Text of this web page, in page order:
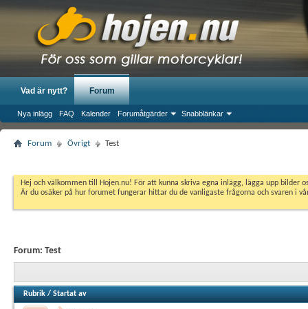
Vad är nytt? Forum
Nya inlägg FAQ Kalender Forumåtgärder Snabblänkar
Forum Övrigt Test
Hej och välkommen till Hojen.nu! För att kunna skriva egna inlägg, lägga upp
Är du osäker på hur forumet fungerar hittar du de vanligaste frågorna och svaren i
Forum: Test
Rubrik / Startat av